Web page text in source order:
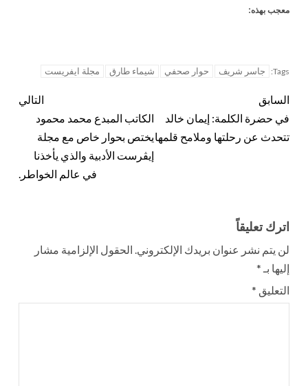
معجب بهذه:
Tags: جاسر شريف حوار صحفي شيماء طارق مجلة ايفريست
السابق
في حضرة الكلمة: إيمان خالد
تتحدث عن رحلتها وملامح قلمها
التالي
الكاتب المبدع محمد محمود
يختص بحوار خاص مع مجلة
إيڤرست الأدبية والذي يأخذنا
في عالم الخواطر.
اترك تعليقاً
لن يتم نشر عنوان بريدك الإلكتروني. الحقول الإلزامية مشار
إليها بـ *
التعليق *